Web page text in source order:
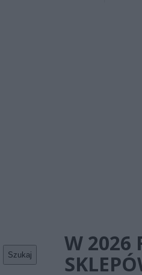
Szukaj
W 2026